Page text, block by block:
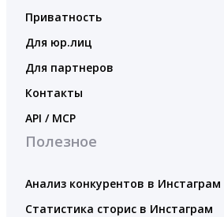
Приватность
Для юр.лиц
Для партнеров
Контакты
API / MCP
Полезное
Анализ конкурентов в Инстаграм
Статистика сторис в Инстаграм